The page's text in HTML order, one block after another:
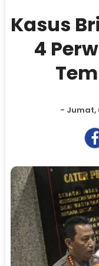
Kasus
4
- Jumat,